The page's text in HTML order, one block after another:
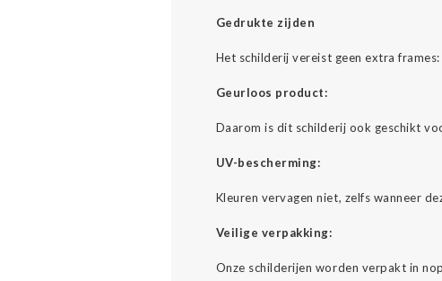
Gedrukte zijden
Het schilderij vereist geen extra
Geurloos product:
Daarom is dit schilderij ook geschikt
UV-bescherming:
Kleuren vervagen niet, zelfs wanneer
Veilige verpakking:
Onze schilderijen worden verpakt in